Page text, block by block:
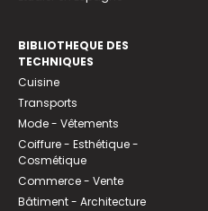
BIBLIOTHEQUE DES
TECHNIQUES
Cuisine
Transports
Mode - Vêtements
Coiffure - Esthétique -
Cosmétique
Commerce - Vente
Bâtiment - Architecture